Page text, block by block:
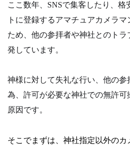
ここ数年、SNSで集客したり、格
トに登録するアマチュアカメラ
ため、他の参拝者や神社とのト
発しています。
神様に対して失礼な行い、他の
為、許可が必要な神社での無許
原因です。
そこでまずは、神社指定以外の